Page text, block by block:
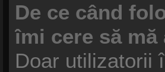
De ce când
îmi cere să
Doar utilizatorii